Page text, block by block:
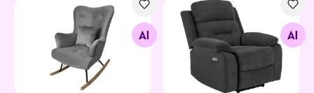
Кресло-качалка
Найдите похожие
Кресло recliner Vansbro
Найдите похожие